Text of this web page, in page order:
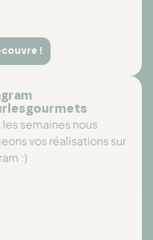
!
les semaines nous
vos réalisations sur
:)